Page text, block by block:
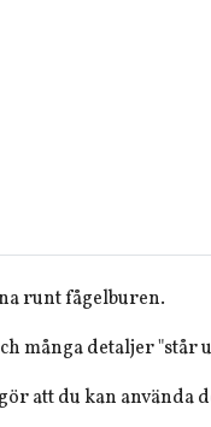
runt fågelburen.
många detaljer
att du kan